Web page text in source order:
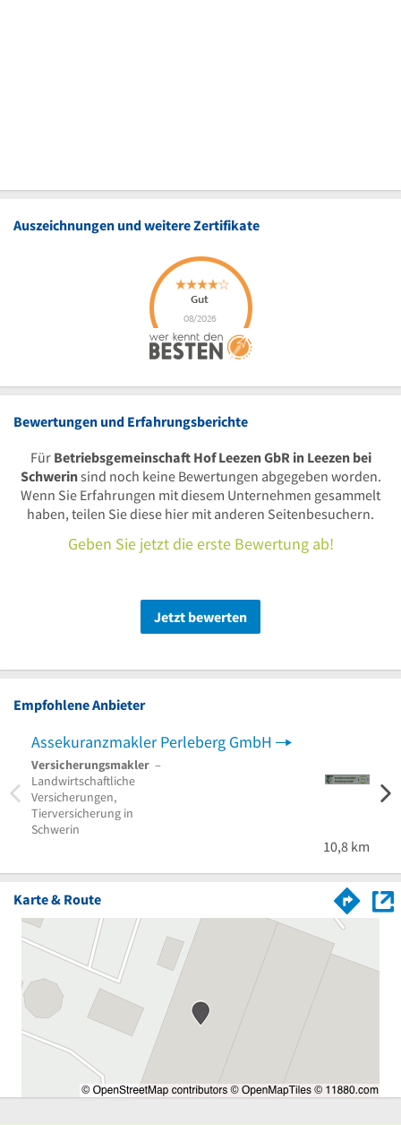
Auszeichnungen und weitere Zertifikate
Bewertungen und Erfahrungsberichte
Für Betriebsgemeinschaft Hof Leezen GbR in Leezen bei
Schwerinsind noch keine Bewertungen abgegeben worden.
Wenn Sie Erfahrungen mit diesem Unternehmen gesammelt
haben, teilen Sie diese hier mit anderen Seitenbesuchern.
Geben Sie jetzt die erste Bewertung ab!
Jetzt bewerten
Empfohlene Anbieter
Assekuranzmakler Perleberg GmbH
Versicherungsmakler –
Landwirtschaftliche
Versicherungen,
Tierversicherung in
Schwerin
10,8 km
Karte & Route